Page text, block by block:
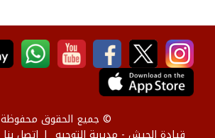
© جميع الحقوق محفوظة